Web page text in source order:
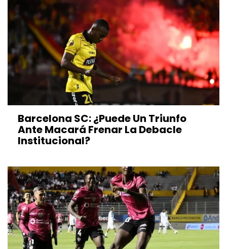
Barcelona SC: ¿Puede Un Triunfo
Ante Macará Frenar La Debacle
Institucional?